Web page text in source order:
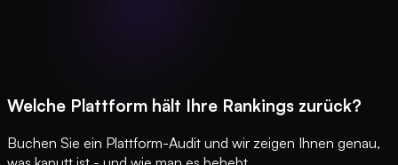
Welche Plattform hält Ihre Rankings zurück?
Buchen Sie ein Plattform-Audit und wir zeigen Ihnen genau,